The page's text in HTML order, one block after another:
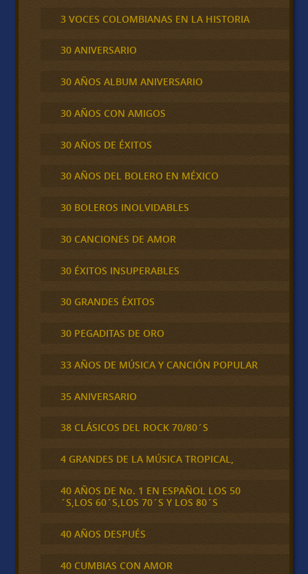
3 VOCES COLOMBIANAS EN LA HISTORIA
30 ANIVERSARIO
30 AÑOS ALBUM ANIVERSARIO
30 AÑOS CON AMIGOS
30 AÑOS DE ÉXITOS
30 AÑOS DEL BOLERO EN MÉXICO
30 BOLEROS INOLVIDABLES
30 CANCIONES DE AMOR
30 ÉXITOS INSUPERABLES
30 GRANDES ÉXITOS
30 PEGADITAS DE ORO
33 AÑOS DE MÚSICA Y CANCIÓN POPULAR
35 ANIVERSARIO
38 CLÁSICOS DEL ROCK 70/80´S
4 GRANDES DE LA MÚSICA TROPICAL,
40 AÑOS DE No. 1 EN ESPAÑOL LOS 50
´S,LOS 60´S,LOS 70´S Y LOS 80´S
40 AÑOS DESPUÉS
40 CUMBIAS CON AMOR